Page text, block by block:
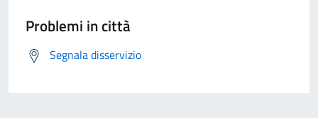
Problemi in città
Segnala disservizio